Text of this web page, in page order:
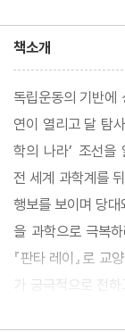
책소개
독립운동의 기반에
연이 열리고 달 탐
학의 나라’ 조선을
전 세계 과학계를
행보를 보이며 당
을 과학으로 극복
『판타 레이』로
가 궁극적으로 전
과학, 공학, 예술,